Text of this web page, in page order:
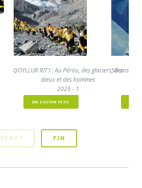
QOYLLUR RIT'I : Au Pérou, des glaciers, des
dieux et des hommes
2025 - 1
EN SAVOIR PLUS
150 ans du
DÉBUT FIN